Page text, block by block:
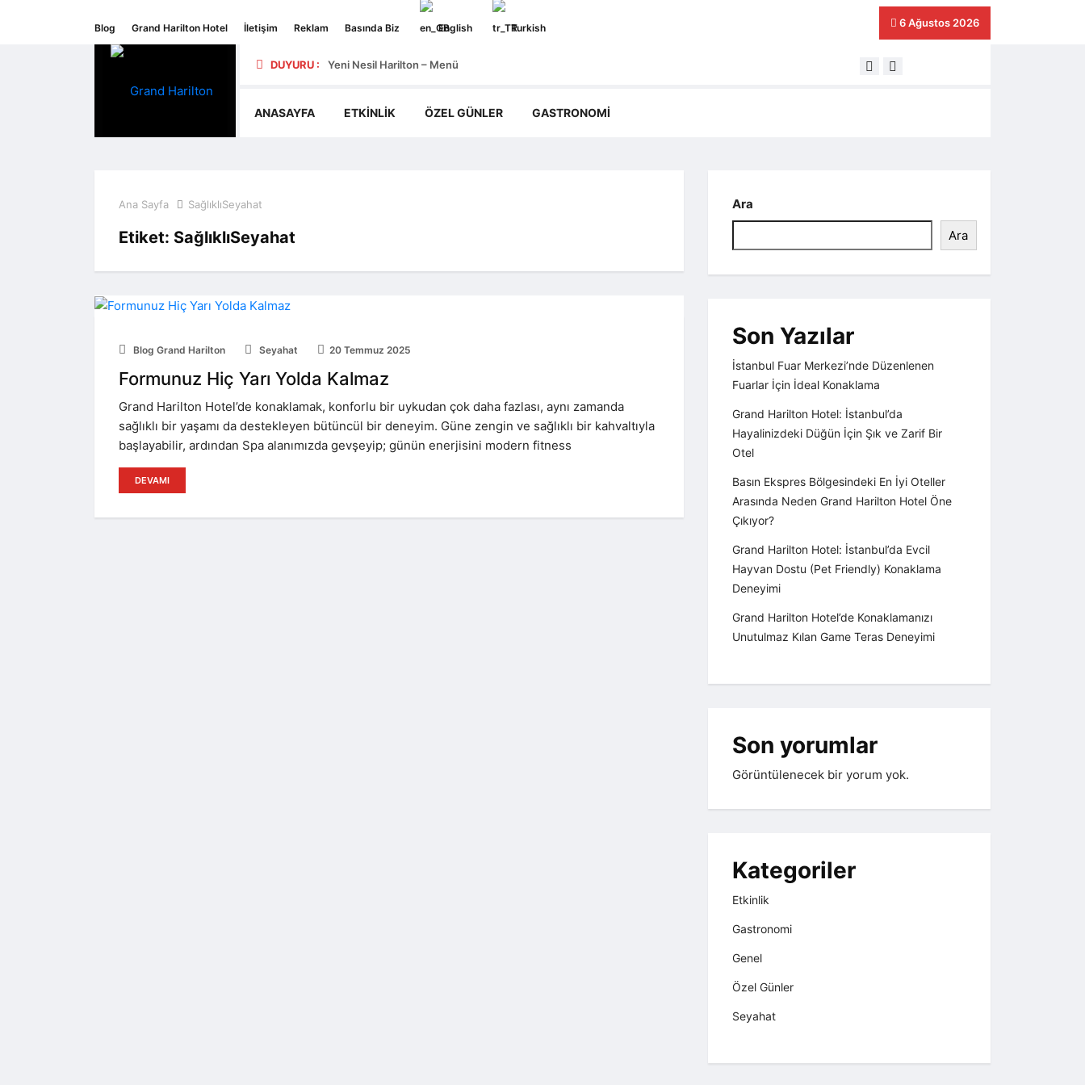
Blog Grand Harilton Hotel İletişim Reklam Basında Biz English Turkish 6 Ağustos 2026
DUYURU : Yeni Nesil Harilton – Menü
ANASAYFA ETKINLIK ÖZEL GÜNLER GASTRONOMI
Ana Sayfa SağlıklıSeyahat
Etiket: SağlıklıSeyahat
Blog Grand Harilton Seyahat 20 Temmuz 2025
Formunuz Hiç Yarı Yolda Kalmaz
Grand Harilton Hotel’de konaklamak, konforlu bir uykudan çok daha fazlası, aynı zamanda
sağlıklı bir yaşamı da destekleyen bütüncül bir deneyim. Güne zengin ve sağlıklı bir kahvaltıyla
başlayabilir, ardından Spa alanımızda gevşeyip; günün enerjisini modern fitness
DEVAMI
Ara
Ara
Son Yazılar
İstanbul Fuar Merkezi’nde Düzenlenen
Fuarlar İçin İdeal Konaklama
Grand Harilton Hotel: İstanbul’da
Hayalinizdeki Düğün İçin Şık ve Zarif Bir
Otel
Basın Ekspres Bölgesindeki En İyi Oteller
Arasında Neden Grand Harilton Hotel Öne
Çıkıyor?
Grand Harilton Hotel: İstanbul’da Evcil
Hayvan Dostu (Pet Friendly) Konaklama
Deneyimi
Grand Harilton Hotel’de Konaklamanızı
Unutulmaz Kılan Game Teras Deneyimi
Son yorumlar
Görüntülenecek bir yorum yok.
Kategoriler
Etkinlik
Gastronomi
Genel
Özel Günler
Seyahat